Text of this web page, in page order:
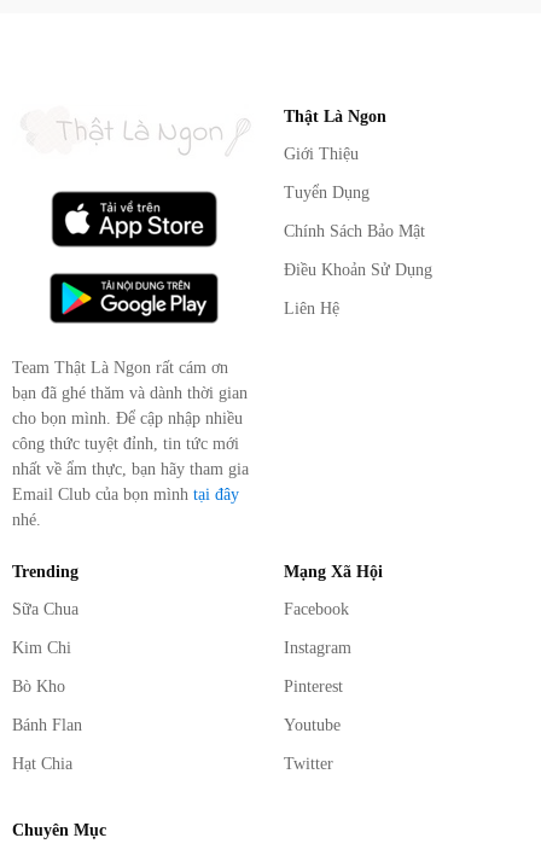
Team Thật Là Ngon rất cám ơn
bạn đã ghé thăm và dành thời gian
cho bọn mình. Để cập nhập nhiều
công thức tuyệt đỉnh, tin tức mới
nhất về ẩm thực, bạn hãy tham gia
Email Club của bọn mình tại đây
nhé.
Thật Là Ngon
Giới Thiệu
Tuyển Dụng
Chính Sách Bảo Mật
Điều Khoản Sử Dụng
Liên Hệ
Trending
Sữa Chua
Kim Chi
Bò Kho
Bánh Flan
Hạt Chia
Mạng Xã Hội
Facebook
Instagram
Pinterest
Youtube
Twitter
Chuyên Mục